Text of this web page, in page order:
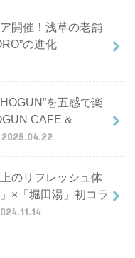
開催！浅草の老舗
の進化
を五感で楽
CAFE &
2025.04.22
のリフレッシュ体
×「堀田湯」初コラ